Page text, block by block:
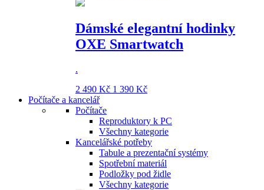
Dámské elegantní hodinky
OXE Smartwatch
.
2 490 Kč 1 390 Kč
Počítače a kancelář
Počítače
Reproduktory k PC
Všechny kategorie
Kancelářské potřeby
Tabule a prezentační systémy
Spotřební materiál
Podložky pod židle
Všechny kategorie